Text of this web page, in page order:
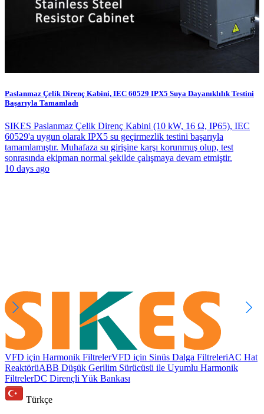
Paslanmaz Çelik Direnç Kabini, IEC 60529 IPX5 Suya Dayanıklılık Testini
Başarıyla Tamamladı
SIKES Paslanmaz Çelik Direnç Kabini (10 kW, 16 Ω, IP65), IEC
60529'a uygun olarak IPX5 su geçirmezlik testini başarıyla
tamamlamıştır. Muhafaza su girişine karşı korunmuş olup, test
sonrasında ekipman normal şekilde çalışmaya devam etmiştir.
10 days ago
VFD için Harmonik FiltrelerVFD için Sinüs Dalga FiltreleriAC Hat
ReaktörüABB Düşük Gerilim Sürücüsü ile Uyumlu Harmonik
FiltrelerDC Dirençli Yük Bankası
Türkçe